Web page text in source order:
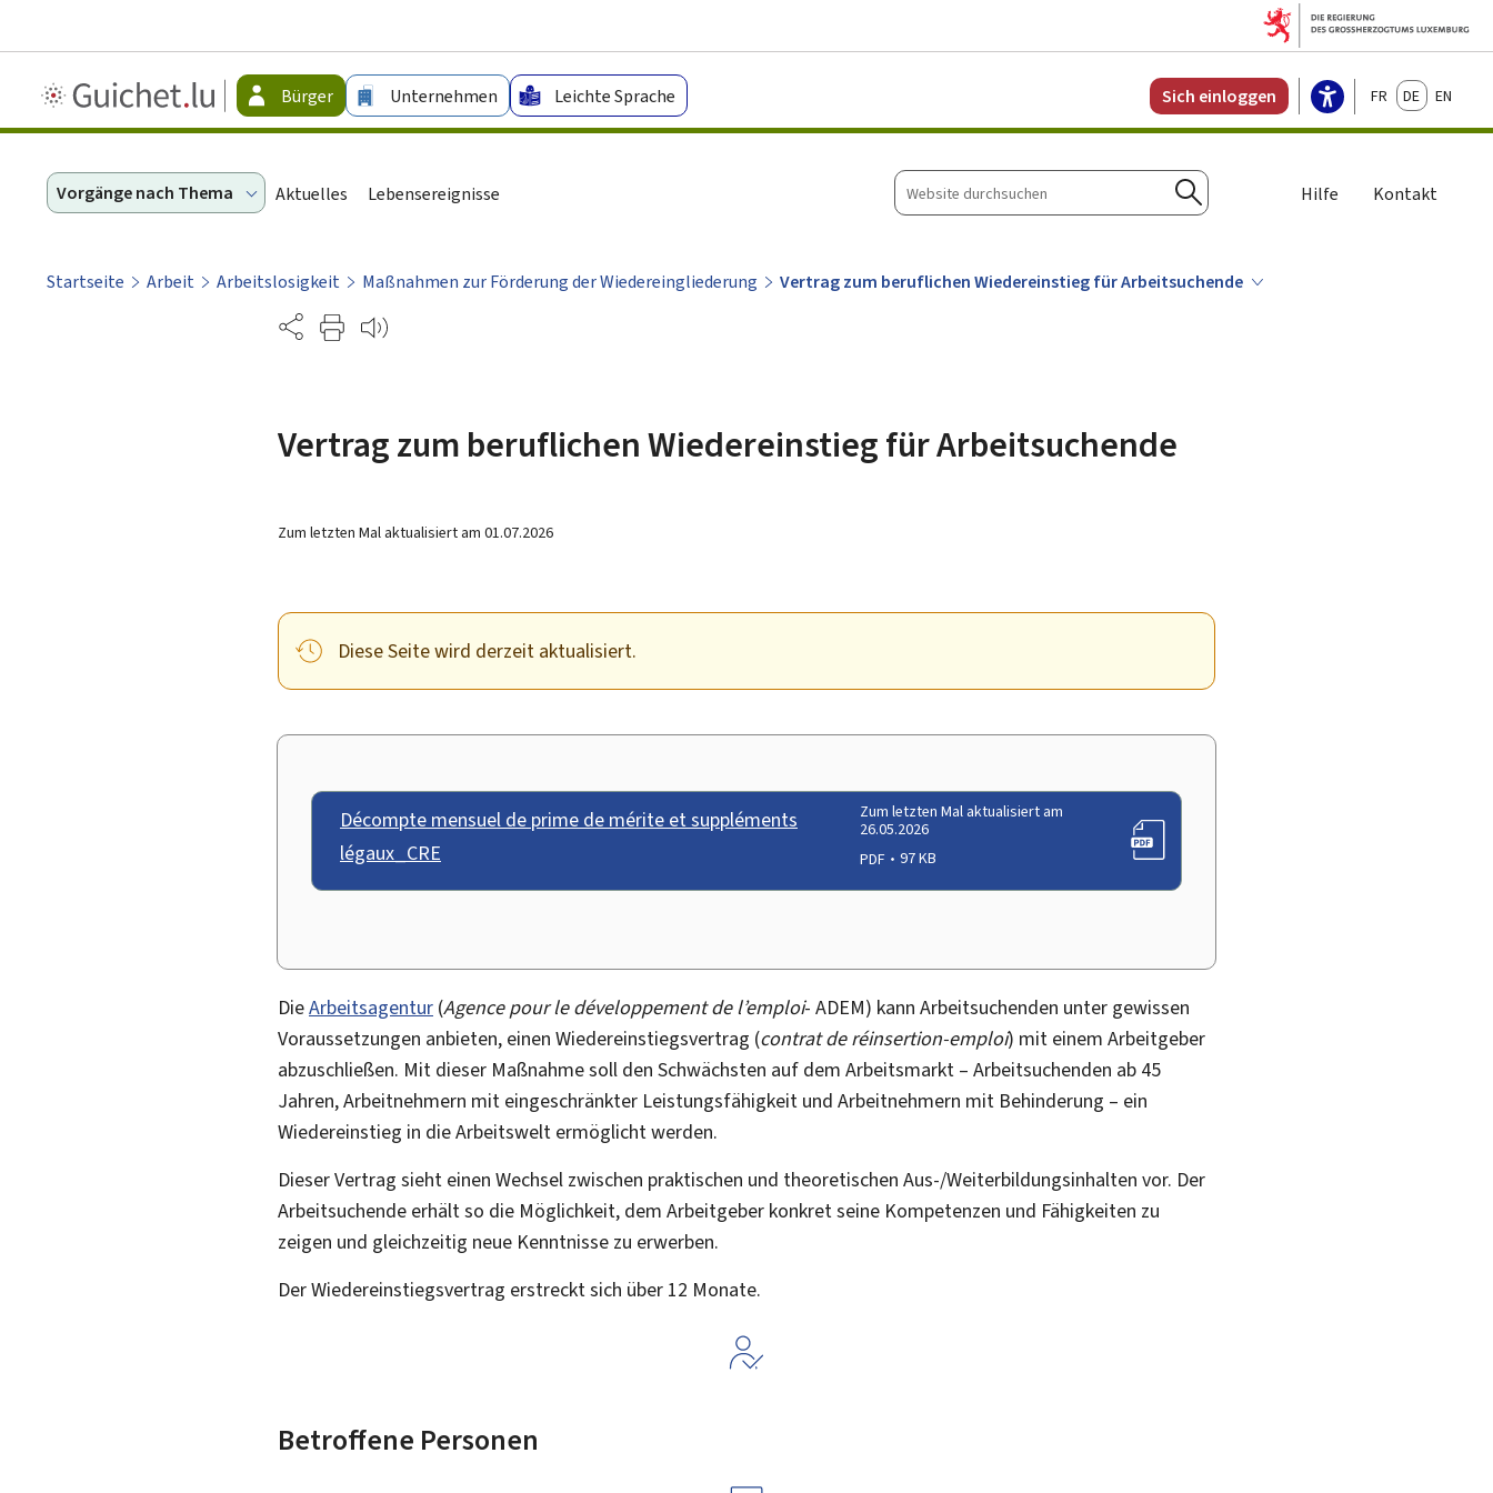
Guichet.lu
-
Bürger Unternehmen Leichte Sprache Sich einloggen FrançaisDeutschEnglish
Vorgänge nach Thema Aktuelles Lebensereignisse
Website
durchsuchen
Suchen
Hilfe Kontakt
Startseite Arbeit Arbeitslosigkeit Maßnahmen zur Förderung der Wiedereingliederung
Vertrag zum beruflichen Wiedereinstieg für Arbeitsuchende
Partage
Vertrag zum beruflichen Wiedereinstieg für Arbeitsuchende
Zum letzten Mal aktualisiert am 01.07.2026
Diese Seite wird derzeit aktualisiert.
Décompte mensuel de prime de mérite et suppléments
légaux_CRE
Zum letzten Mal aktualisiert am
26.05.2026
PDF
97 KB
DieArbeitsagentur (Agence pour le développement de l’emploi- ADEM) kann Arbeitsuchenden unter gewissen
Voraussetzungen anbieten, einen Wiedereinstiegsvertrag (contrat de réinsertion-emploi) mit einem Arbeitgeber
abzuschließen. Mit dieser Maßnahme soll den Schwächsten auf dem Arbeitsmarkt – Arbeitsuchenden ab 45
Jahren, Arbeitnehmern mit eingeschränkter Leistungsfähigkeit und Arbeitnehmern mit Behinderung – ein
Wiedereinstieg in die Arbeitswelt ermöglicht werden.
Dieser Vertrag sieht einen Wechsel zwischen praktischen und theoretischen Aus-/Weiterbildungsinhalten vor. Der
Arbeitsuchende erhält so die Möglichkeit, dem Arbeitgeber konkret seine Kompetenzen und Fähigkeiten zu
zeigen und gleichzeitig neue Kenntnisse zu erwerben.
Der Wiedereinstiegsvertrag erstreckt sich über 12 Monate.
Betroffene Personen